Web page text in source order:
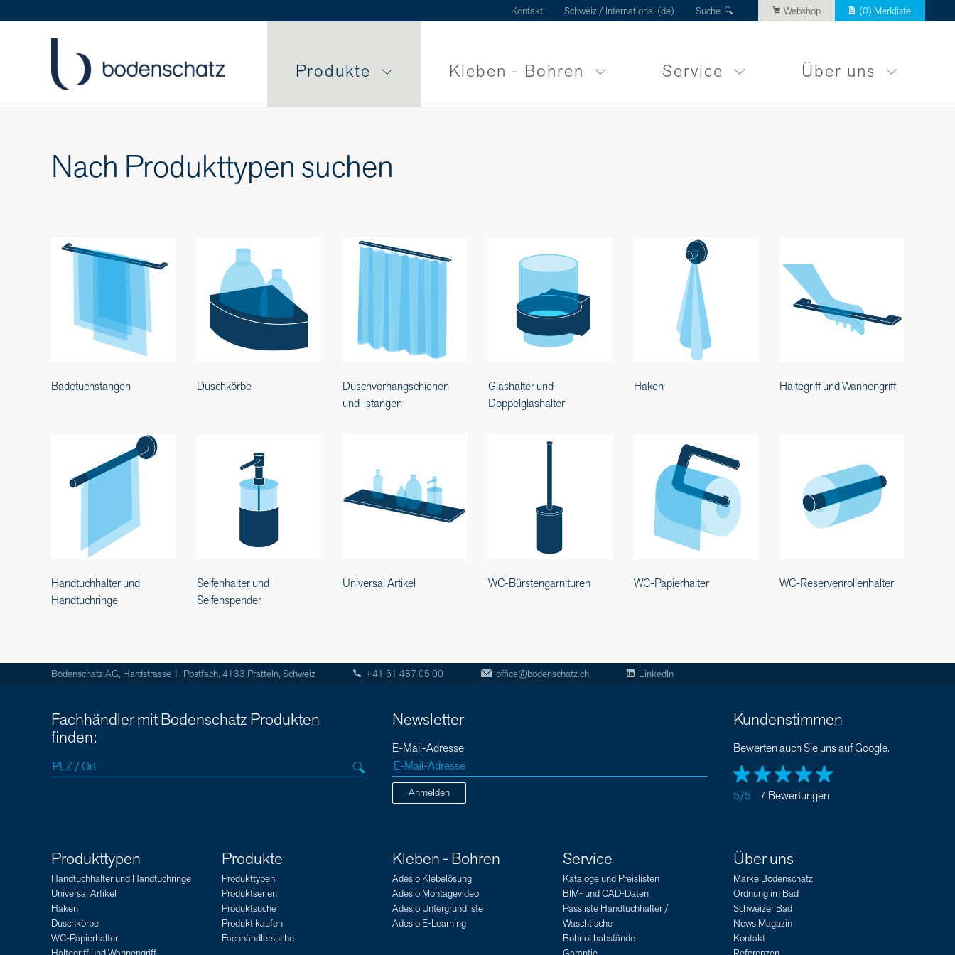
Kontakt Schweiz / International (de) Suche Webshop (0) Merkliste
Produkte Kleben - Bohren Service Über uns
Nach Produkttypen suchen
Badetuchstangen Duschkörbe
Duschvorhangschienen
und -stangen
Glashalter und
Doppelglashalter
Haken Haltegriff und Wannengriff
Handtuchhalter und
Handtuchringe
Seifenhalter und
Seifenspender
Universal Artikel WC-Bürstengarnituren WC-Papierhalter WC-Reservenrollenhalter
Bodenschatz AG, Hardstrasse 1, Postfach, 4133 Pratteln, Schweiz +41 61 487 05 00 office@bodenschatz.ch LinkedIn
Fachhändler mit Bodenschatz Produkten
finden:
Newsletter
E-Mail-Adresse
Anmelden
Kundenstimmen
Bewerten auch Sie uns auf Google.
5/5 7 Bewertungen
Produkttypen
Handtuchhalter und Handtuchringe
Universal Artikel
Haken
Duschkörbe
WC-Papierhalter
Produkte
Produkttypen
Produktserien
Produktsuche
Produkt kaufen
Fachhändlersuche
Kleben - Bohren
Adesio Klebelösung
Adesio Montagevideo
Adesio Untergrundliste
Adesio E-Learning
Service
Kataloge und Preislisten
BIM- und CAD-Daten
Passliste Handtuchhalter /
Waschtische
Bohrlochabstände
Über uns
Marke Bodenschatz
Ordnung im Bad
Schweizer Bad
News Magazin
Kontakt